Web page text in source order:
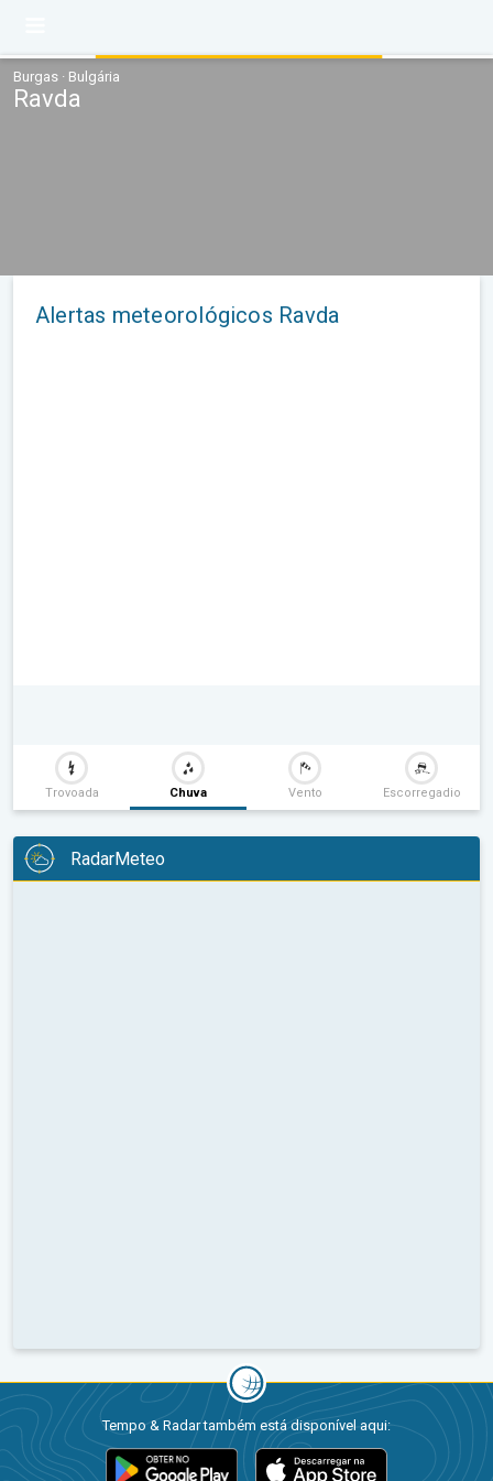
Burgas · Bulgária
Ravda
Alertas meteorológicos Ravda
Trovoada Chuva Vento Escorregadio
RadarMeteo
Tempo & Radar também está disponível aqui: